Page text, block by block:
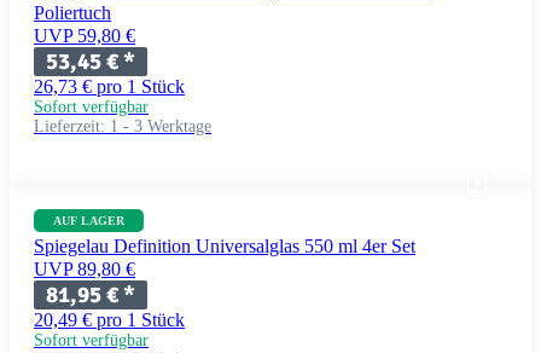
Poliertuch
UVP 59,80 €
53,45 €*
26,73 € pro 1 Stück
Sofort verfügbar
Lieferzeit: 1 - 3 Werktage
AUF LAGER
Spiegelau Definition Universalglas 550 ml 4er Set
UVP 89,80 €
81,95 €*
20,49 € pro 1 Stück
Sofort verfügbar